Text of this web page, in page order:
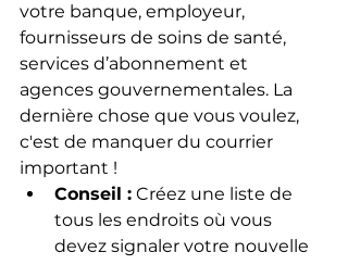
votre banque, employeur,
fournisseurs de soins de santé,
services d’abonnement et
agences gouvernementales. La
dernière chose que vous voulez,
c'est de manquer du courrier
important !
Conseil : Créez une liste de
tous les endroits où vous
devez signaler votre nouvelle